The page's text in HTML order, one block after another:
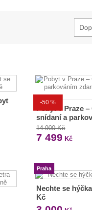
-50 %
Pobyt v Praze
snídaní a
14 900 Kč
7 499 Kč
Praha
Nechte se
Kč